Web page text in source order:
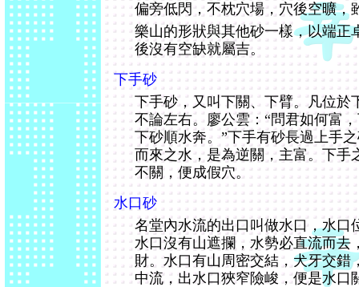
偏旁低閃，不枕穴場，穴後空曠，
樂山的形狀與其他砂一樣，以端正
後沒有空缺就屬吉。
下手砂
下手砂，又叫下關、下臂。凡位於
不論左右。廖公雲：“問君如何富
下砂順水奔。”下手有砂長過上手
而來之水，是為逆關，主富。下手
不關，便成假穴。
水口砂
名堂內水流的出口叫做水口，水口
水口沒有山遮攔，水勢必直流而去
財。水口有山周密交結，犬牙交錯
中流，出水口狹窄險峻，便是水口